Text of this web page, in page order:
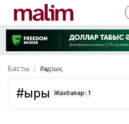
Басты #қырық
#қырық Жазбалар: 1